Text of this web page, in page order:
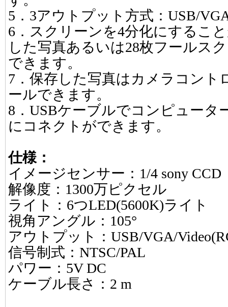
5．3アウトプット方式：USB/
6．スクリーンを4分化にするこ
した写真あるいは28枚フールス
できます。
7．保存した写真はカメラコント
ールできます。
8．USBケーブルでコンピュータ
にコネクトができます。
仕様：
イメージセンサー：1/4 sony CCD
解像度：1300万ピクセル
ライト：6つLED(5600K)ライト
視角アングル：105°
アウトプット：USB/VGA/
信号制式：NTSC/PAL
パワー：5V DC
ケーブル長さ：2 m